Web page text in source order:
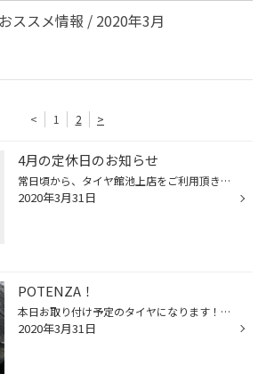
ススメ情報 / 2020年3月
< 1 2 >
4月の定休日のお知らせ
常日頃から、タイヤ館池上店をご利用頂き誠にありがとうございます。 4月の定休日は 8日（水）、15日（水）、22日（水）の各水曜日になります。 また、1日、29日は営業日となっております。
2020年3月31日
POTENZA！
本日お取り付け予定のタイヤになります！！ 新商品のPOTENZA Adrenaline RE004！！ カジュアルタイプのPOTENZAになるのですが、その排水性能、ドライ性能は折り紙付き！！ 値段も少しリーズナブルに抑えられているので、非常におすすめのタイヤになります！ 取り付け後のお写真はまた後日…（笑） タ...
2020年3月31日